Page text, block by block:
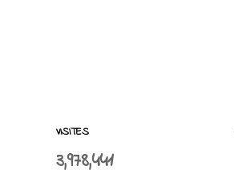
VISITES
3,978,441